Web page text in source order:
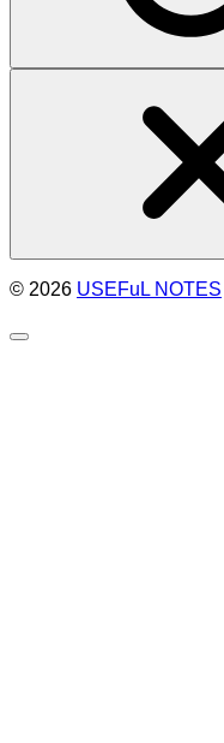
© 2026 USEFuL NOTES